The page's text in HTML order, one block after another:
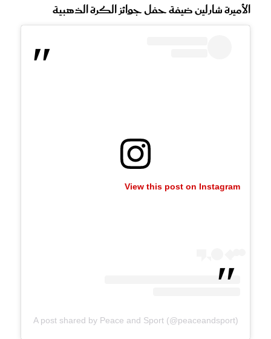
الأميرة شارلين ضيفة حفل جوائز الكرة الذهبية
View this post on Instagram
A post shared by Peace and Sport (@peaceandsport)